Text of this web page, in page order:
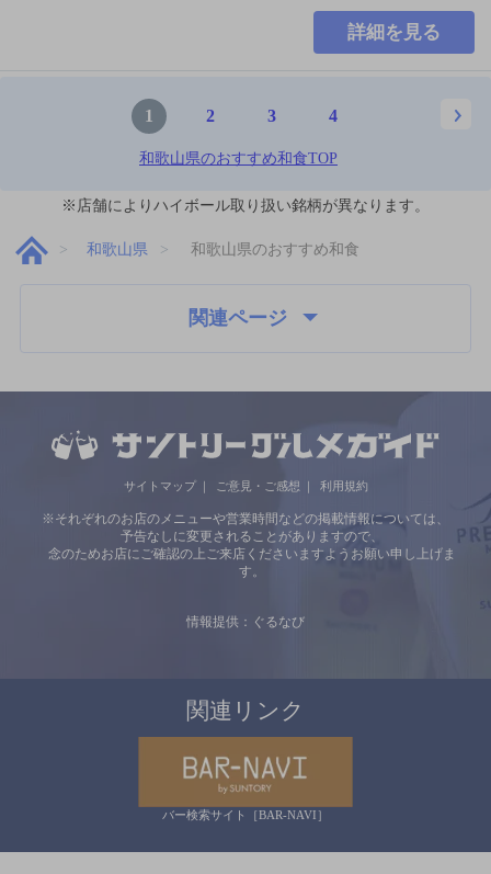
詳細を見る
1 2 3 4
和歌山県のおすすめ和食TOP
※店舗によりハイボール取り扱い銘柄が異なります。
和歌山県 和歌山県のおすすめ和食
関連ページ
サイトマップ ご意見・ご感想 利用規約
※それぞれのお店のメニューや営業時間などの掲載情報については、
予告なしに変更されることがありますので、
念のためお店にご確認の上ご来店くださいますようお願い申し上げま
す。
情報提供：ぐるなび
関連リンク
バー検索サイト［BAR-NAVI］